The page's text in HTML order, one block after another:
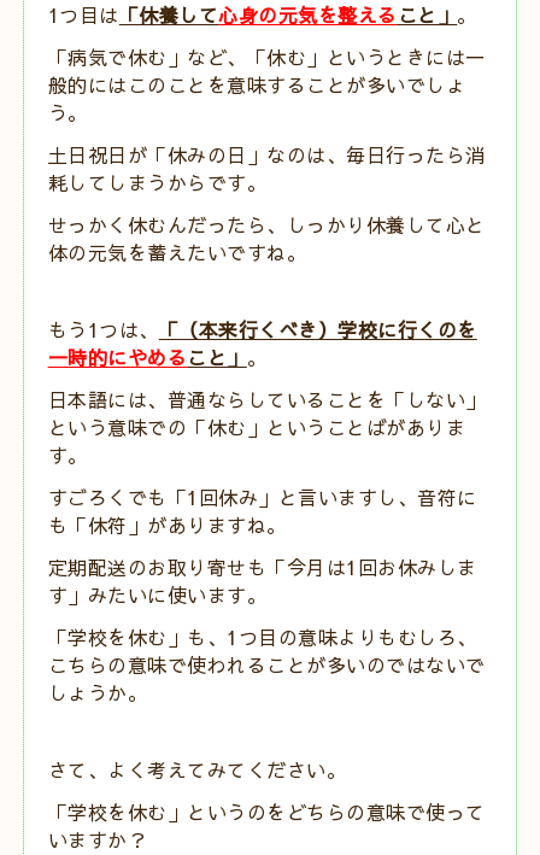
1つ目は 「休養して心身の元気を整える こと」 。
「病気で休む」など、「休む」というときには一
般的にはこのことを意味することが多いでしょ
う。
土日祝日が「休みの日」なのは、毎日行ったら消
耗してしまうからです。
せっかく休むんだったら、しっかり休養して心と
体の元気を蓄えたいですね。
もう1つは、
「（本来行くべき）学校に行くのを
一時的にやめること」 。
日本語には、普通ならしていることを「しない」
という意味での「休む」ということばがありま
す。
すごろくでも「1回休み」と言いますし、音符に
も「休符」がありますね。
定期配送のお取り寄せも「今月は1回お休みしま
す」みたいに使います。
「学校を休む」も、1つ目の意味よりもむしろ、
こちらの意味で使われることが多いのではないで
しょうか。
さて、よく考えてみてください。
「学校を休む」というのをどちらの意味で使って
いますか？